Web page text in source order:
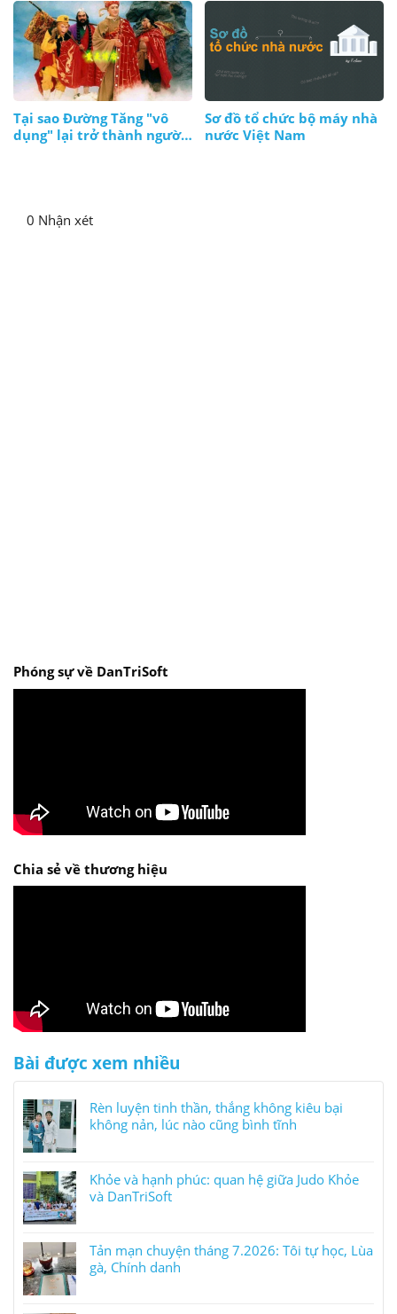
Tại sao Đường Tăng "vô
dụng" lại trở thành người
Sơ đồ tổ chức bộ máy nhà
nước Việt Nam
0 Nhận xét
Phóng sự về DanTriSoft
Chia sẻ về thương hiệu
Bài được xem nhiều
Rèn luyện tinh thần, thắng không kiêu bại
không nản, lúc nào cũng bình tĩnh
Khỏe và hạnh phúc: quan hệ giữa Judo Khỏe
và DanTriSoft
Tản mạn chuyện tháng 7.2026: Tôi tự học, Lùa
gà, Chính danh